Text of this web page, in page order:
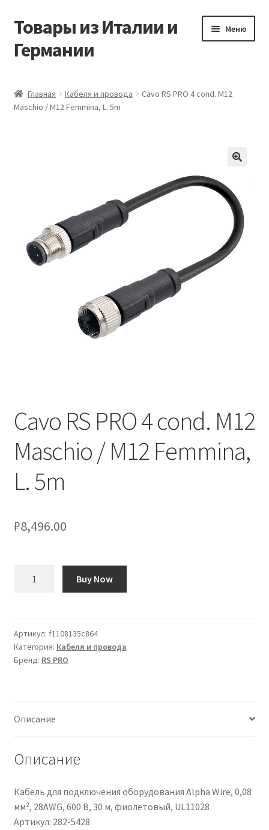
Перейти
навигации
Перейти
содержимому
Товары из Италии и
Германии
Меню
Виды доставки
Мой аккаунт
Оставить отзыв
Оформление заказа
Подтверждение заказа
Главная Кабеля и провода
Cavo RS PRO 4 cond. M12
Maschio / M12 Femmina, L. 5m
Cavo RS PRO 4 cond. M12
Maschio / M12 Femmina,
L. 5m
₽8,496.00
PRO
4
cond.
M12
L.
5m
Buy Now
Артикул: f1108135c864
Категория: Кабеля и провода
Бренд: RS PRO
Описание
Описание
Кабель для подключения оборудования Alpha Wire, 0,08
мм², 28AWG, 600 В, 30 м, фиолетовый, UL11028
Артикул: 282-5428